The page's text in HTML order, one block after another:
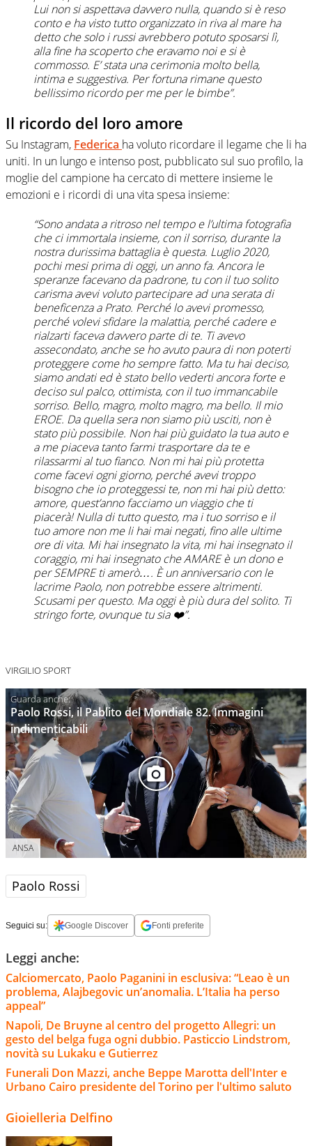
Lui non si aspettava davvero nulla, quando si è reso
conto e ha visto tutto organizzato in riva al mare ha
detto che solo i russi avrebbero potuto sposarsi lì,
alla fine ha scoperto che eravamo noi e si è
commosso. E’ stata una cerimonia molto bella,
intima e suggestiva. Per fortuna rimane questo
bellissimo ricordo per me per le bimbe”.
Il ricordo del loro amore
Su Instagram, Federica ha voluto ricordare il legame che li ha
uniti. In un lungo e intenso post, pubblicato sul suo profilo, la
moglie del campione ha cercato di mettere insieme le
emozioni e i ricordi di una vita spesa insieme:
“Sono andata a ritroso nel tempo e l’ultima fotografia
che ci immortala insieme, con il sorriso, durante la
nostra durissima battaglia è questa. Luglio 2020,
pochi mesi prima di oggi, un anno fa. Ancora le
speranze facevano da padrone, tu con il tuo solito
carisma avevi voluto partecipare ad una serata di
beneficenza a Prato. Perché lo avevi promesso,
perché volevi sfidare la malattia, perché cadere e
rialzarti faceva davvero parte di te. Ti avevo
assecondato, anche se ho avuto paura di non poterti
proteggere come ho sempre fatto. Ma tu hai deciso,
siamo andati ed è stato bello vederti ancora forte e
deciso sul palco, ottimista, con il tuo immancabile
sorriso. Bello, magro, molto magro, ma bello. Il mio
EROE. Da quella sera non siamo più usciti, non è
stato più possibile. Non hai più guidato la tua auto e
a me piaceva tanto farmi trasportare da te e
rilassarmi al tuo fianco. Non mi hai più protetta
come facevi ogni giorno, perché avevi troppo
bisogno che io proteggessi te, non mi hai più detto:
amore, quest’anno facciamo un viaggio che ti
piacerà! Nulla di tutto questo, ma i tuo sorriso e il
tuo amore non me li hai mai negati, fino alle ultime
ore di vita. Mi hai insegnato la vita, mi hai insegnato il
coraggio, mi hai insegnato che AMARE è un dono e
per SEMPRE ti amerò…. È un anniversario con le
lacrime Paolo, non potrebbe essere altrimenti.
Scusami per questo. Ma oggi è più dura del solito. Ti
stringo forte, ovunque tu sia ❤️”.
VIRGILIO SPORT
Paolo Rossi, il Pablito del Mondiale 82. Immagini
indimenticabili
ANSA
Paolo Rossi
Seguici su: Google Discover Fonti preferite
Leggi anche:
Calciomercato, Paolo Paganini in esclusiva: “Leao è un
problema, Alajbegovic un’anomalia. L’Italia ha perso
appeal”
Napoli, De Bruyne al centro del progetto Allegri: un
gesto del belga fuga ogni dubbio. Pasticcio Lindstrom,
novità su Lukaku e Gutierrez
Funerali Don Mazzi, anche Beppe Marotta dell'Inter e
Urbano Cairo presidente del Torino per l'ultimo saluto
Gioielleria Delfino